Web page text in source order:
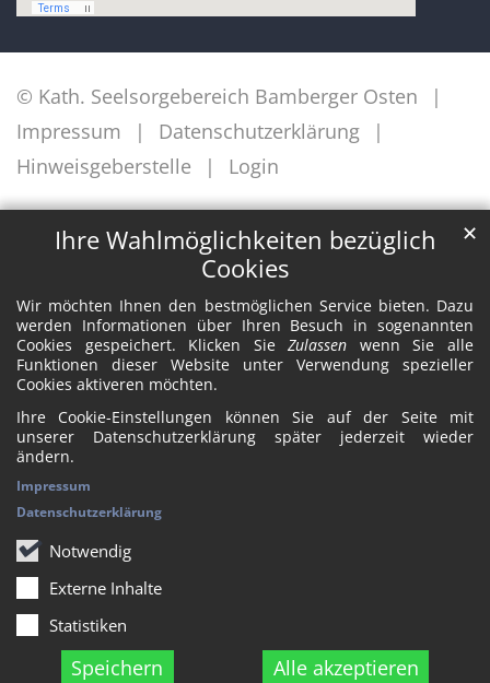
Ihre Wahlmöglichkeiten bezüglich
Cookies
Wir möchten Ihnen den bestmöglichen Service bieten. Dazu
werden Informationen über Ihren Besuch in sogenannten
Cookies gespeichert. Klicken SieZulassen wenn Sie alle
Funktionen dieser Website unter Verwendung spezieller
Cookies aktiveren möchten.
Ihre Cookie-Einstellungen können Sie auf der Seite mit
unserer Datenschutzerklärung später jederzeit wieder
ändern.
Notwendig
Externe Inhalte
Statistiken
Speichern Alle akzeptieren
✕
Impressum
Datenschutzerklärung
© Kath. Seelsorgebereich Bamberger Osten
Impressum
Datenschutzerklärung
Hinweisgeberstelle
Login